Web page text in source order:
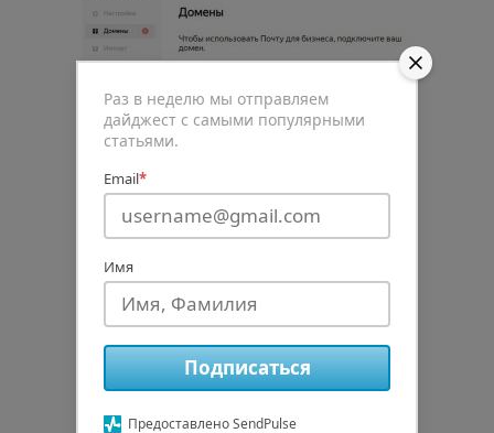
Рейтинг статьи
Подписаться
авторизуйтесь
Раз в неделю мы отправляем
дайджест с самыми популярными
статьями.
Email*
Имя
Подписаться
Предоставлено SendPulse